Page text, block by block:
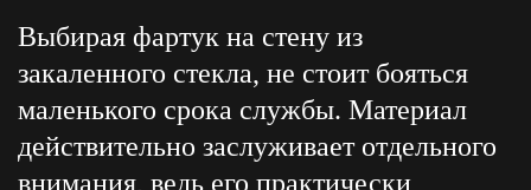
Выбирая фартук на стену из
закаленного стекла, не стоит бояться
маленького срока службы. Материал
действительно заслуживает отдельного
внимания, ведь его практически